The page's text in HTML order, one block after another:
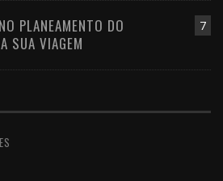
7
PLANEAMENTO DO
SUA VIAGEM